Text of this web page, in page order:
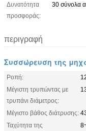
Δυνατότητα
προσφοράς:
30 σύνολα
περιγραφή
Συσσώρευση της
Ροπή:
Μέγιστη τρυπώντας με
τρυπάνι διάμετρος:
Μέγιστο βάθος διάτρυσης:
Ταχύτητα της